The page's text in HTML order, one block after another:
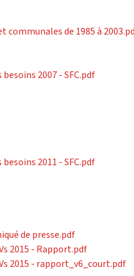
de 1985 à
2007 - SFC.pdf
2011 - SFC.pdf
de presse.pdf
2015 - Rapport.pdf
2015 - rapport_v6_court.pdf